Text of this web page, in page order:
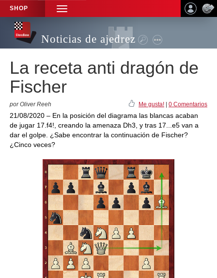
SHOP
TOGGLE
NAVIGATION
Noticias de ajedrez
La receta anti dragón de
Fischer
por Oliver Reeh Me gusta! 0 Comentarios
21/08/2020 – En la posición del diagrama las blancas acaban
de jugar 17.f4!, creando la amenaza Dh3, y tras 17...e5 van a
dar el golpe. ¿Sabe encontrar la continuación de Fischer?
¿Cinco veces?